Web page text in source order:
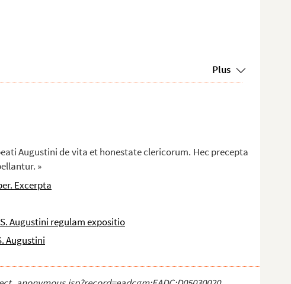
Plus
Augustini de vita et honestate clericorum. Hec precepta
»
Excerpta
Augustini regulam expositio
Augustini